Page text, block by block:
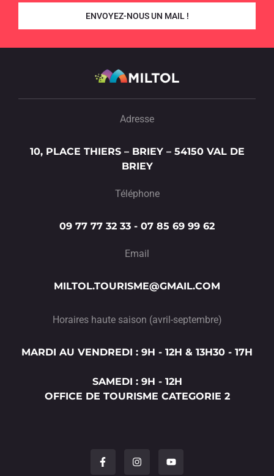
Adresse
10, PLACE THIERS – BRIEY – 54150 VAL DE
BRIEY
Téléphone
09 77 77 32 33 - 07 85 69 99 62
Email
MILTOL.TOURISME@GMAIL.COM
Horaires haute saison (avril-septembre)
MARDI AU VENDREDI : 9H - 12H & 13H30 - 17H
SAMEDI : 9H - 12H
OFFICE DE TOURISME CATEGORIE 2
a
n
o
ENVOYEZ-NOUS UN MAIL !